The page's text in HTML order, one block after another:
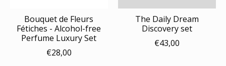
Bouquet de Fleurs
Fétiches - Alcohol-free
Perfume Luxury Set
€28,00
The Daily Dream
Discovery set
€43,00